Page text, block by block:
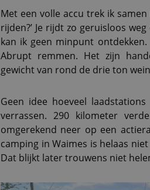
Met een volle accu trek ik
rijden?’ Je rijdt zo geruisloos
kan ik geen minpunt
Abrupt remmen. Het zijn
gewicht van rond de drie ton
Geen idee hoeveel
verrassen. 290 kilometer
omgerekend neer op een
camping in Waimes is helaas
Dat blijkt later trouwens niet